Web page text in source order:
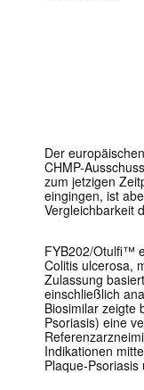
Der
CHMP-
zum jetzigen
eingingen, ist
Vergleichbarkeit
FYB202/Otulfi™
Colitis ulcerosa,
Zulassung
einschließlich
Biosimilar zeigte
Psoriasis) eine
Indikationen
Plaque-